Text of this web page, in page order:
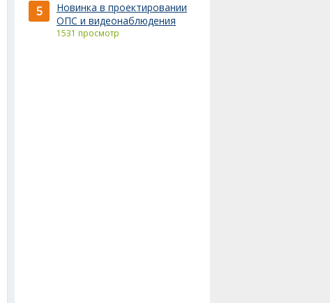
5
Новинка в проектировании
ОПС и видеонаблюдения
1531 просмотр